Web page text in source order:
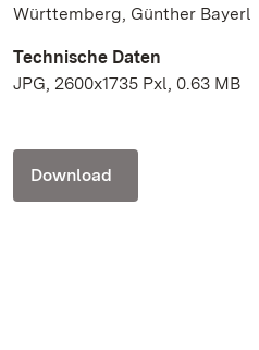
Württemberg, Günther Bayerl
Technische Daten
JPG, 2600x1735 Pxl, 0.63 MB
Download